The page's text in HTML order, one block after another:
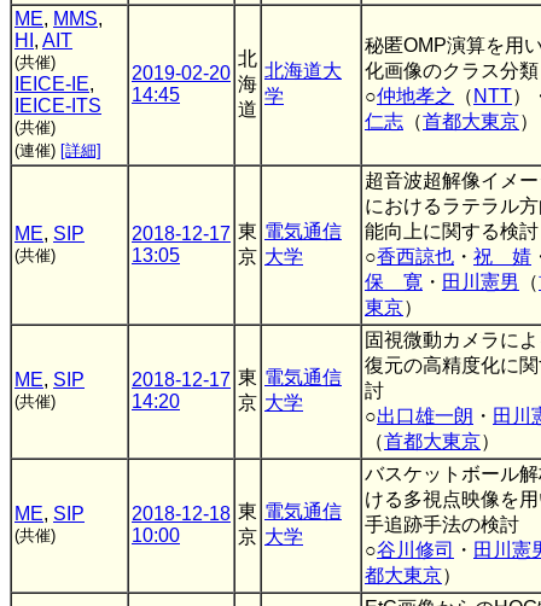
ME, MMS,
HI , AIT
(共催)
IEICE-IE,
IEICE-ITS
(共催)
(連催) [詳細]
2019-02-20
14:45
北
海
道
北海道大
学
秘匿OMP演算を用
化画像のクラス分類
○仲地孝之 （ NTT）
仁志 （首都大東京）
ME, SIP
(共催)
2018-12-17
13:05
東
京
電気通信
大学
超音波超解像イメ
におけるラテラル
能向上に関する検討
○香西諒也 ・ 祝 婧
保 寛 ・ 田川憲男 （
東京）
ME, SIP
(共催)
2018-12-17
14:20
東
京
電気通信
大学
固視微動カメラに
復元の高精度化に
討
○出口雄一朗 ・ 田川
（首都大東京）
ME, SIP
(共催)
2018-12-18
10:00
東
京
電気通信
大学
バスケットボール
ける多視点映像を
手追跡手法の検討
○谷川修司 ・ 田川憲
都大東京）